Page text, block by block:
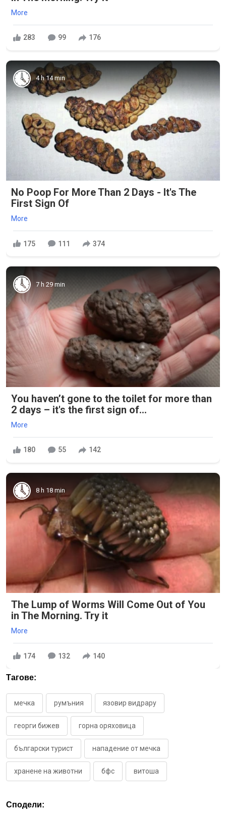
More
283 99 176
4 h 14 min
No Poop For More Than 2 Days - It's The
First Sign Of
More
175 111 374
7 h 29 min
You haven’t gone to the toilet for more than
2 days – it's the first sign of...
More
180 55 142
8 h 18 min
The Lump of Worms Will Come Out of You
in The Morning. Try it
More
174 132 140
Тагове:
мечка румъния язовир видрару
георги бижев горна оряховица
български турист нападение от мечка
хранене на животни бфс витоша
Сподели: